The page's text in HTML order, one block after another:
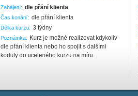
Zahájení: dle přání klienta
Čas konání: dle přání klienta
Délka kurzu: 3 týdny
Poznámka:
Kurz je možné realizovat kdykoliv
dle přání klienta nebo ho spojit s dalšími
koduly do uceleného kurzu na míru.